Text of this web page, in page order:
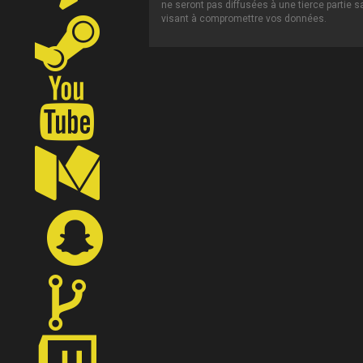
ne seront pas diffusées à une tierce partie
visant à compromettre vos données.